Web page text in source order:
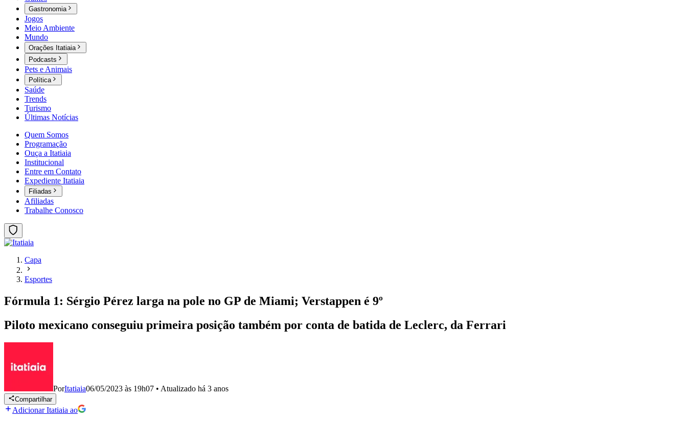
Gastronomia
Jogos
Meio Ambiente
Mundo
Orações Itatiaia
Podcasts
Pets e Animais
Política
Saúde
Trends
Turismo
Últimas Notícias
Quem Somos
Programação
Ouça a Itatiaia
Institucional
Entre em Contato
Expediente Itatiaia
Filiadas
Afiliadas
Trabalhe Conosco
Capa
Esportes
Fórmula 1: Sérgio Pérez larga na pole no GP de Miami; Verstappen é 9º
Piloto mexicano conseguiu primeira posição também por conta de batida de Leclerc, da Ferrari
PorItatiaia06/05/2023 às 19h07 • Atualizado há 3 anos
Compartilhar
Adicionar Itatiaia ao